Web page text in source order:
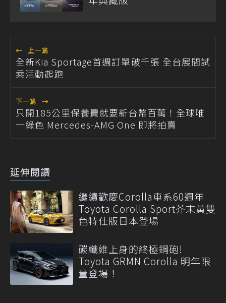
← 上一篇
全新Kia Sportage首週訂單破千張 全台展間試
乘活動起跑
下一篇 →
只開185公里保養費就要新台幣百萬！全球唯
一綠色 Mercedes-AMG One 即將拍賣
延伸閱讀
繼續歡慶Corolla車系60週年
Toyota Corolla Sport芥末黃雙
色特仕版日本登場
碳纖維上身的終極鋼砲!
Toyota GRMN Corolla 明年限
量登場！